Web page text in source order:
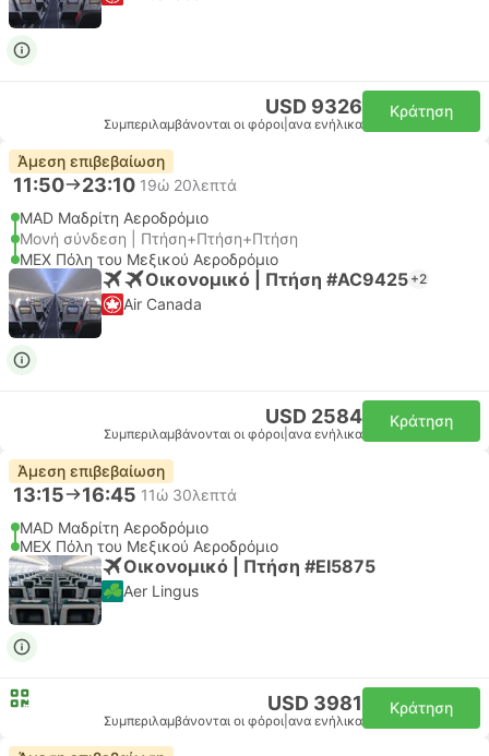
USD 9326
Συμπεριλαμβάνονται οι φόροι ανα ενήλικα
Κράτηση
Άμεση επιβεβαίωση
11:50 23:10 19ώ 20λεπτά
MAD Μαδρίτη Αεροδρόμιο
Μονή σύνδεση | Πτήση+Πτήση+Πτήση
MEX Πόλη του Μεξικού Αεροδρόμιο
Οικονομικό | Πτήση #AC9425 +2
Air Canada
USD 2584
Συμπεριλαμβάνονται οι φόροι ανα ενήλικα
Κράτηση
Άμεση επιβεβαίωση
13:15 16:45 11ώ 30λεπτά
MAD Μαδρίτη Αεροδρόμιο
MEX Πόλη του Μεξικού Αεροδρόμιο
Οικονομικό | Πτήση #EI5875
Aer Lingus
USD 3981
Συμπεριλαμβάνονται οι φόροι ανα ενήλικα
Κράτηση